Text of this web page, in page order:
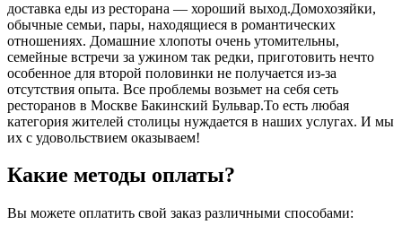
доставка еды из ресторана ― хороший выход.Домохозяйки,
обычные семьи, пары, находящиеся в романтических
отношениях. Домашние хлопоты очень утомительны,
семейные встречи за ужином так редки, приготовить нечто
особенное для второй половинки не получается из-за
отсутствия опыта. Все проблемы возьмет на себя сеть
ресторанов в Москве Бакинский Бульвар.То есть любая
категория жителей столицы нуждается в наших услугах. И мы
их с удовольствием оказываем!
Какие методы оплаты?
Вы можете оплатить свой заказ различными способами: